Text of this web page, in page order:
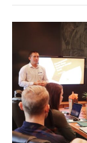
rejoint
le
en
tant
que
Responsable
des
Ressources
Humaines